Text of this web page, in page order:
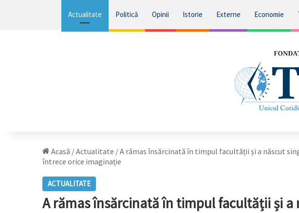
Actualitate Politică Opinii Istorie Externe Economie
Acasă /Actualitate /A rămas însărcinată în timpul facultății și a născut
întrece orice imaginație
ACTUALITATE
A rămas însărcinată în timpul facultății și a